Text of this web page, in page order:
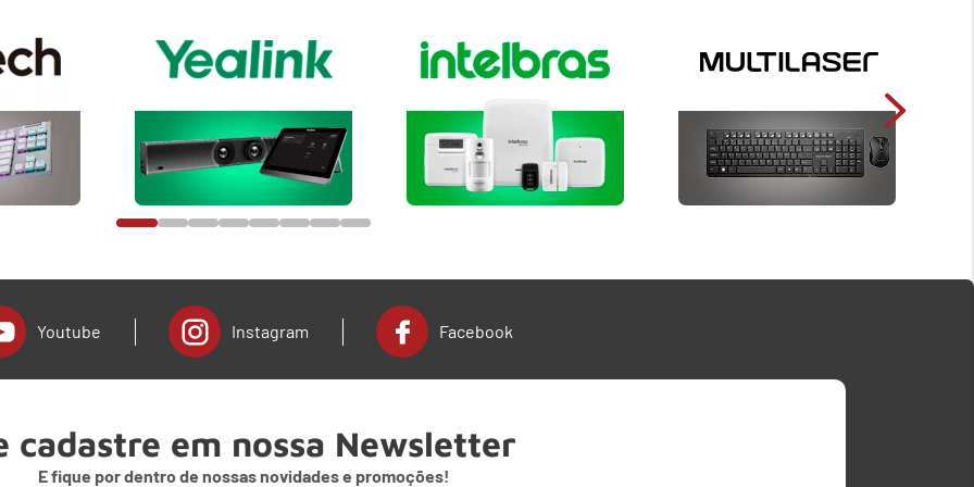
Youtube Instagram Facebook
cadastre em nossa Newsletter
E fique por dentro de nossas novidades e promoções!